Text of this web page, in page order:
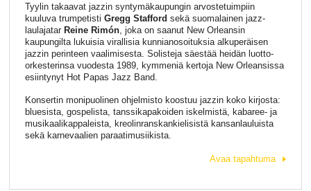
Tyylin takaavat jazzin syntymäkaupungin arvostetuimpiin
kuuluva trumpetisti Gregg Stafford sekä suomalainen jazz-
laulajatar Reine Rimón, joka on saanut New Orleansin
kaupungilta lukuisia virallisia kunnianosoituksia alkuperäisen
jazzin perinteen vaalimisesta. Solisteja säestää heidän luotto-
orkesterinsa vuodesta 1989, kymmeniä kertoja New Orleansissa
esiintynyt Hot Papas Jazz Band.
Konsertin monipuolinen ohjelmisto koostuu jazzin koko kirjosta:
bluesista, gospelista, tanssikapakoiden iskelmistä, kabaree- ja
musikaalikappaleista, kreolinranskankielisistä kansanlauluista
sekä karnevaalien paraatimusiikista.
Avaa tapahtuma